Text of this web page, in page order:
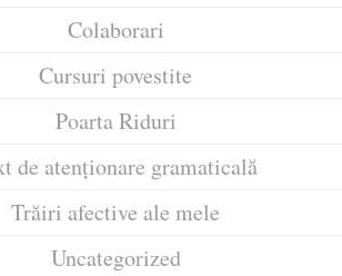
Colaborari
Cursuri povestite
Poarta Riduri
de atenționare gramaticală
Trăiri afective ale mele
Uncategorized